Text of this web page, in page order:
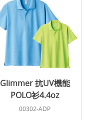
Glimmer 抗UV機能
POLO衫4.4oz
00302-ADP